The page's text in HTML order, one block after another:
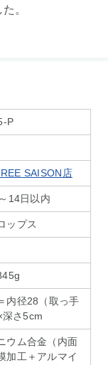
。
P
SAISON店
14日以内
ップス
内径28（取っ手
さ5cm
ウム合金（内面
加工＋アルマイ